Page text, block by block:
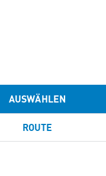
AUSWÄHLEN
ROUTE